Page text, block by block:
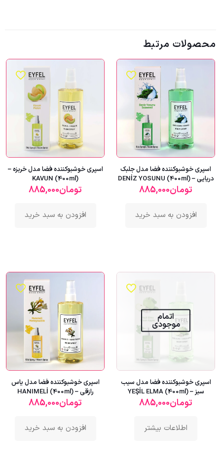
محصولات مرتبط
اسپری خوشبوکننده فضا مدل جلبک
دریایی – DENİZ YOSUNU (400ml)
تومان885,000
افزودن به سبد خرید
اسپری خوشبوکننده فضا مدل خربزه –
KAVUN (400ml)
تومان885,000
افزودن به سبد خرید
اتمام
موجودی
اسپری خوشبوکننده فضا مدل سیب
سبز – YEŞİL ELMA (400ml)
تومان885,000
اطلاعات بیشتر
اسپری خوشبوکننده فضا مدل یاس
رازقی – HANIMELİ (400ml)
تومان885,000
افزودن به سبد خرید